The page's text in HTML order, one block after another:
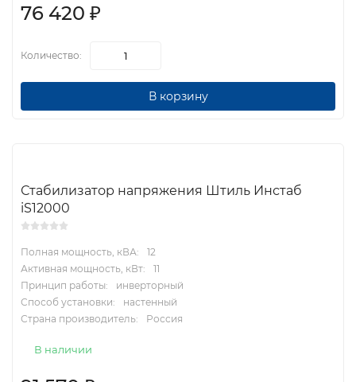
76 420 ₽
Количество:
В корзину
Стабилизатор напряжения Штиль Инстаб
iS12000
Полная мощность, кВА:
12
Активная мощность, кВт:
11
Принцип работы:
инверторный
Способ установки:
настенный
Страна производитель:
Россия
В наличии